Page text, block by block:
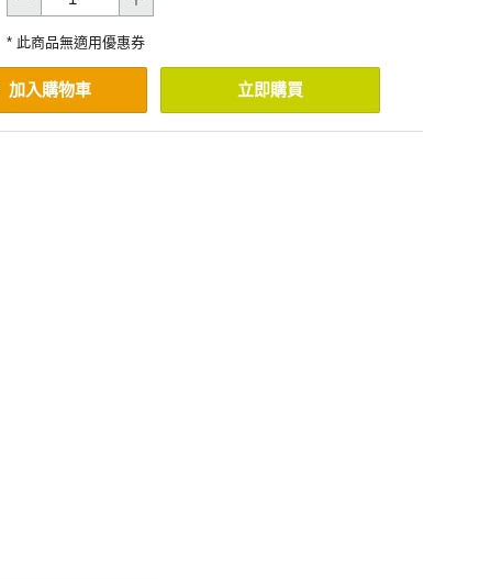
* 此商品無適用優惠券
加入購物車 立即購買